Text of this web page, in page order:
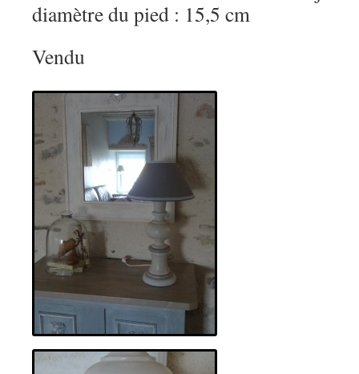
diamètre du pied : 15,5 cm
Vendu